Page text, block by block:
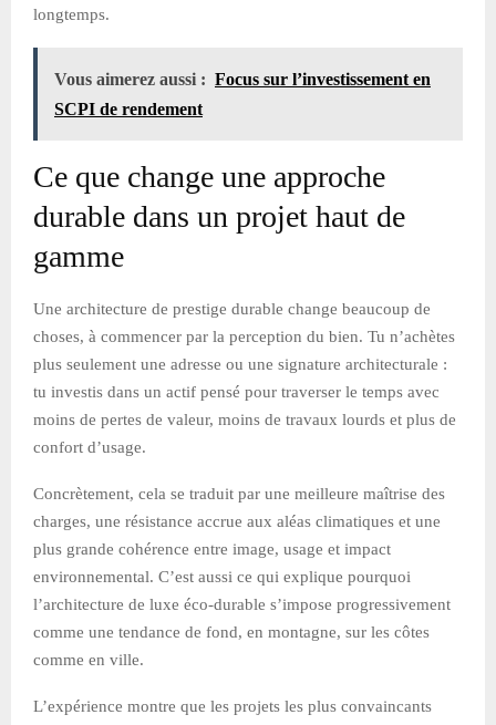
longtemps.
Vous aimerez aussi : Focus sur l’investissement en
SCPI de rendement
Ce que change une approche
durable dans un projet haut de
gamme
Une architecture de prestige durable change beaucoup de
choses, à commencer par la perception du bien. Tu n’achètes
plus seulement une adresse ou une signature architecturale :
tu investis dans un actif pensé pour traverser le temps avec
moins de pertes de valeur, moins de travaux lourds et plus de
confort d’usage.
Concrètement, cela se traduit par une meilleure maîtrise des
charges, une résistance accrue aux aléas climatiques et une
plus grande cohérence entre image, usage et impact
environnemental. C’est aussi ce qui explique pourquoi
l’architecture de luxe éco-durable s’impose progressivement
comme une tendance de fond, en montagne, sur les côtes
comme en ville.
L’expérience montre que les projets les plus convaincants